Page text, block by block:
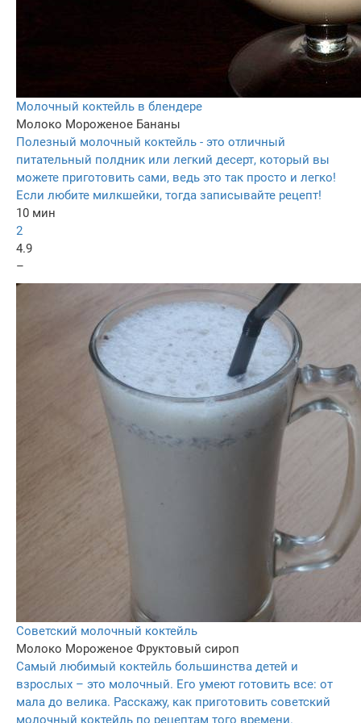
Молочный коктейль в блендере
Молоко Мороженое Бананы
Полезный молочный коктейль - это отличный
питательный полдник или легкий десерт, который вы
можете приготовить сами, ведь это так просто и легко!
Если любите милкшейки, тогда записывайте рецепт!
10 мин
2
4.9
–
Советский молочный коктейль
Молоко Мороженое Фруктовый сироп
Самый любимый коктейль большинства детей и
взрослых – это молочный. Его умеют готовить все: от
мала до велика. Расскажу, как приготовить советский
молочный коктейль по рецептам того времени.